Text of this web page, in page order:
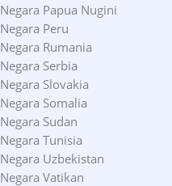
Papua Nugini
Peru
Rumania
Serbia
Slovakia
Somalia
Sudan
Tunisia
Uzbekistan
Vatikan